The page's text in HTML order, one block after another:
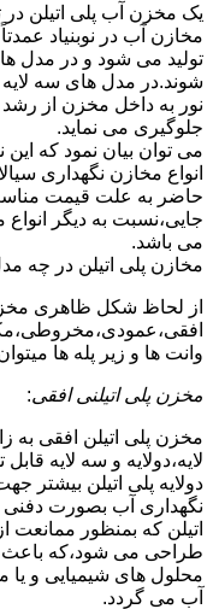
یک مخزن آب پلی اتیلن در
مخازن آب در نوبنیاد
تولید می شود و در مدل
شوند.در مدل های سه
نور به داخل مخزن از رشد
جلوگیری می نماید.
می توان بیان نمود که
انواع مخازن نگهداری
حاضر به علت قیمت
جایی،نسبت به دیگر انواع
می باشد.
مخازن پلی اتیلن در چه
از لحاظ شکل ظاهری مخزن
وانت ها و زیر پله ها
مخزن پلی اتیلنی افقی:
مخزن پلی اتیلن افقی به
لایه،دولایه و سه لایه
دولایه پلی اتیلن بیشتر
نگهداری آب بصورت دفنی
اتیلن که بمنظور ممانعت
طراحی می شود،که باعث
محلول های شیمیایی و یا
آب می گردد.